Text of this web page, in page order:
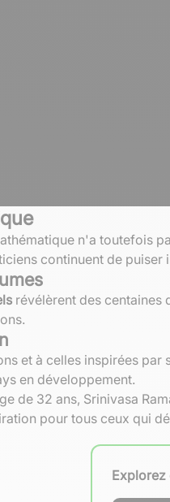
n'a toutefois
continuent de puiser
révélèrent des centaines
et à celles inspirées par
en développement.
de 32 ans, Srinivasa
pour tous ceux qui
Explorez